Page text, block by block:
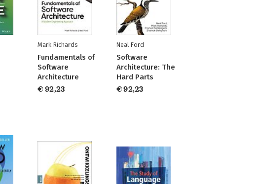
Mark Richards
Fundamentals of
Software
Architecture
€ 92,23
Neal Ford
Software
Architecture: The
Hard Parts
€ 92,23